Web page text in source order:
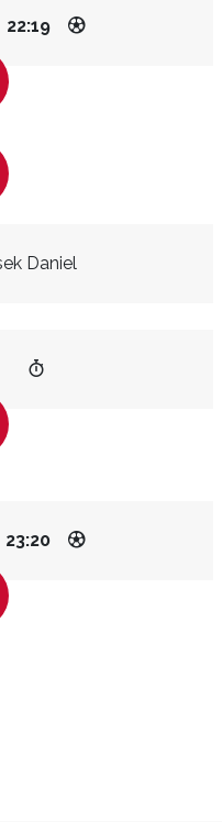
22:19
Daniel
23:20